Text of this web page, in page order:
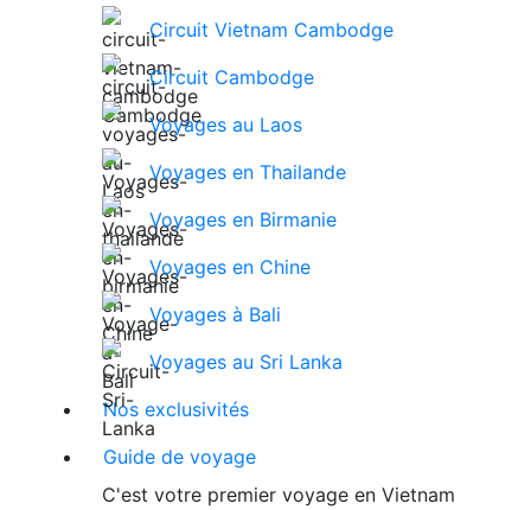
Circuit Vietnam Cambodge
Circuit Cambodge
Voyages au Laos
Voyages en Thailande
Voyages en Birmanie
Voyages en Chine
Voyages à Bali
Voyages au Sri Lanka
Nos exclusivités
Guide de voyage
C'est votre premier voyage en Vietnam